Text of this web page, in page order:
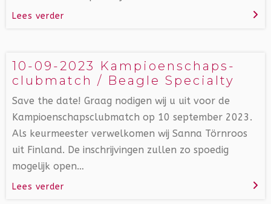
Lees verder
10-09-2023 Kampioenschaps-
clubmatch / Beagle Specialty
Save the date! Graag nodigen wij u uit voor de
Kampioenschapsclubmatch op 10 september 2023.
Als keurmeester verwelkomen wij Sanna Törnroos
uit Finland. De inschrijvingen zullen zo spoedig
mogelijk open…
Lees verder